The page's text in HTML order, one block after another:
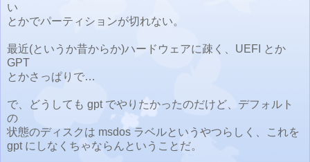
い
とかでパーティションが切れない。
最近(というか昔からか)ハードウェアに疎く、UEFI とか
GPT
とかさっぱりで…
で、どうしても gpt でやりたかったのだけど、デフォルト
の
状態のディスクは msdos ラベルというやつらしく、これを
gpt にしなくちゃならんということだ。